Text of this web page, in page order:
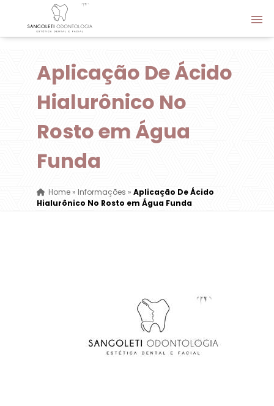
Aplicação De Ácido
Hialurônico No
Rosto em Água
Funda
Home» Informações » Aplicação De Ácido
Hialurônico No Rosto em Água Funda